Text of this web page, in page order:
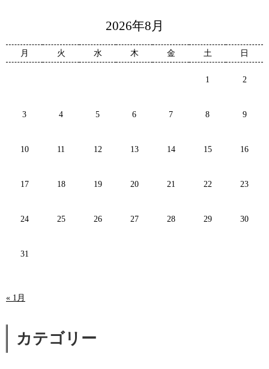
2026年8月
月 火 水 木 金 土 日
1 2
3 4 5 6 7 8 9
10 11 12 13 14 15 16
17 18 19 20 21 22 23
24 25 26 27 28 29 30
31
« 1月
カテゴリー